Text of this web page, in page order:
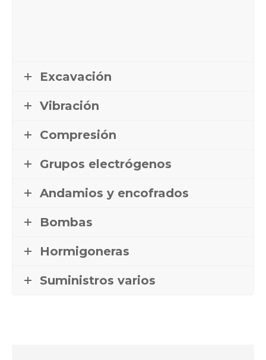
Excavación
Vibración
Compresión
Grupos electrógenos
Andamios y encofrados
Bombas
Hormigoneras
Suministros varios